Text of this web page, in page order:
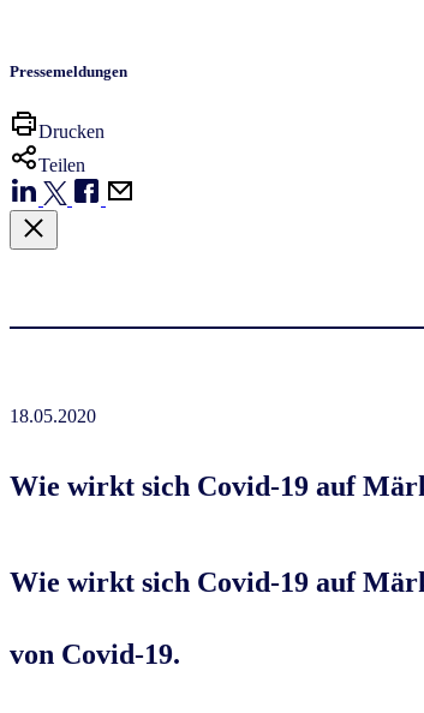
Pressemeldungen
Drucken
Teilen
18.05.2020
Wie wirkt sich Covid-19 auf
Wie wirkt sich Covid-19 auf
von Covid-19.